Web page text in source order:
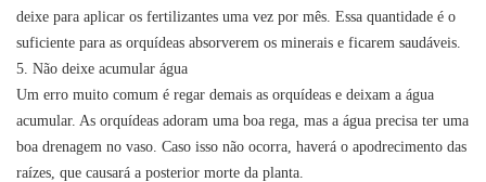
deixe para aplicar os fertilizantes uma vez por mês. Essa quantidade é o
suficiente para as orquídeas absorverem os minerais e ficarem saudáveis.
5. Não deixe acumular água
Um erro muito comum é regar demais as orquídeas e deixam a água
acumular. As orquídeas adoram uma boa rega, mas a água precisa ter uma
boa drenagem no vaso. Caso isso não ocorra, haverá o apodrecimento das
raízes, que causará a posterior morte da planta.